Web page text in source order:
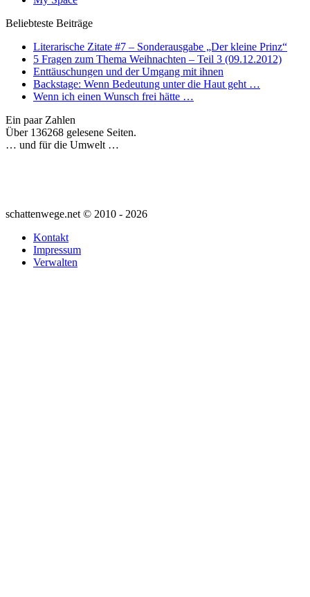
Beliebteste Beiträge
Literarische Zitate #7 – Sonderausgabe „Der kleine Prinz“
5 Fragen zum Thema Weihnachten – Teil 3 (09.12.2012)
Enttäuschungen und der Umgang mit ihnen
Backstage: Wenn Bedeutung unter die Haut geht …
Wenn ich einen Wunsch frei hätte …
Ein paar Zahlen
Über 136268 gelesene Seiten.
… und für die Umwelt …
schattenwege.net © 2010 - 2026
Kontakt
Impressum
Verwalten